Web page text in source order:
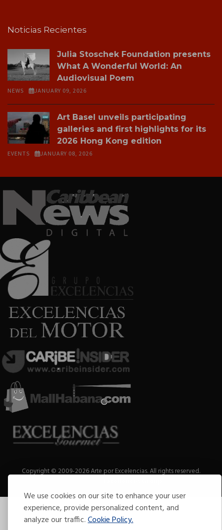
We use cookies on our site to enhance your user
experience, provide personalized content, and
analyze our traffic.Cookie Policy.
Noticias Recientes
Julia Stoschek Foundation presents
What A Wonderful World: An
Audiovisual Poem
NEWS JANUARY 09, 2026
Art Basel unveils participating
galleries and first highlights for its
2026 Hong Kong edition
EVENTS JANUARY 08, 2026
Copyright © 2009-2026 Arte por Excelencias.All rights reserved.